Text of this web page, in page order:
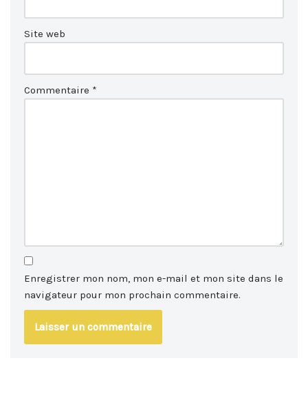
Site web
Commentaire *
Enregistrer mon nom, mon e-mail et mon site dans le
navigateur pour mon prochain commentaire.